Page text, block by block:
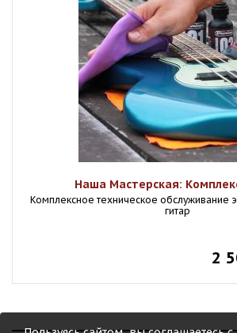
Наша Мастерская:
Комплексное техническое обслуживание
гитар
2